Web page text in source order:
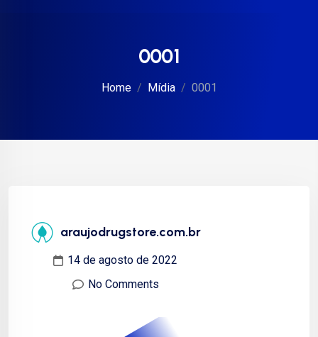
0001
Home Mídia 0001
araujodrugstore.com.br
14 de agosto de 2022
No Comments